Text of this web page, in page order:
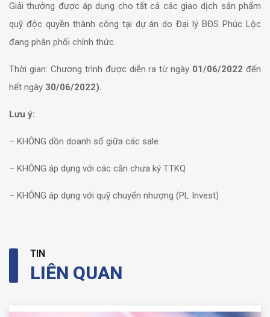
Giải thưởng được áp dụng cho tất cả các giao dịch sản phẩm
quỹ độc quyền thành công tại dự án do Đại lý BĐS Phúc Lộc
đang phân phối chính thức.
Thời gian: Chương trình được diễn ra từ ngày 01/06/2022 đến
hết ngày 30/06/2022).
Lưu ý:
– KHÔNG dồn doanh số giữa các sale
– KHÔNG áp dụng với các căn chưa ký TTKQ
– KHÔNG áp dụng với quỹ chuyển nhượng (PL Invest)
TIN
LIÊN QUAN